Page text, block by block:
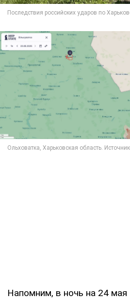
Напомним, в ночь на 24 мая